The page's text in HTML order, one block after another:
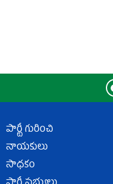
పార్టీ గురించి
నాయకులు
సాధకం